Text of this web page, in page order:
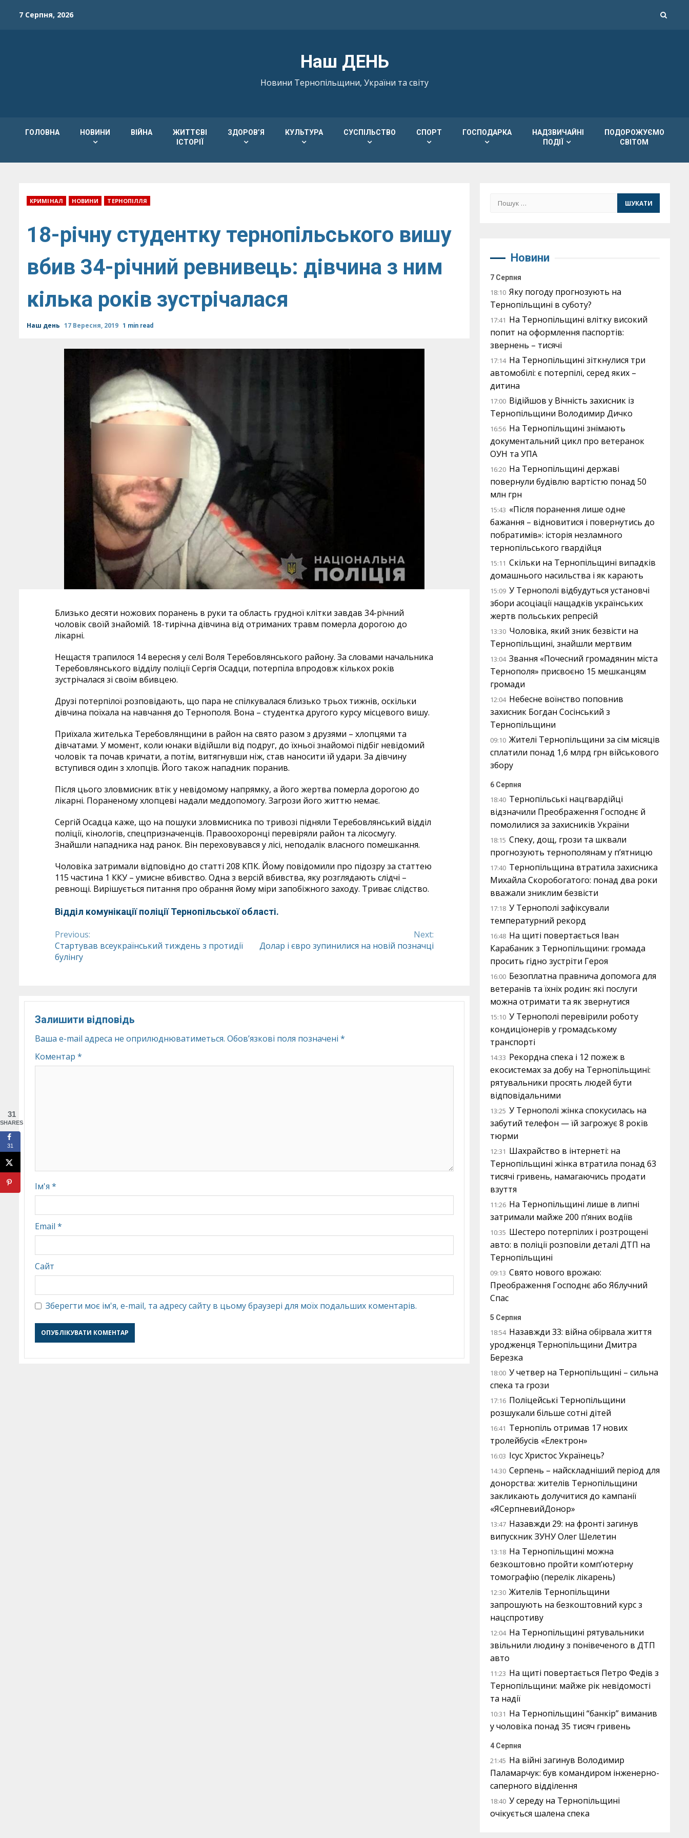
7 Серпня, 2026
Наш ДЕНЬ
Новини Тернопільщини, України та світу
ГОЛОВНА НОВИНИ ВІЙНА
ЖИТТЄВІ
ІСТОРІЇ
ЗДОРОВ’Я КУЛЬТУРА СУСПІЛЬСТВО СПОРТ ГОСПОДАРКА
НАДЗВИЧАЙНІ
ПОДІЇ
ПОДОРОЖУЄМО
СВІТОМ
КРИМІНАЛ НОВИНИ ТЕРНОПІЛЛЯ
18-річну студентку тернопільського вишу
вбив 34-річний ревнивець: дівчина з ним
кілька років зустрічалася
Наш день 17 Вересня, 2019 1 min read
Близько десяти ножових поранень в руки та область грудної клітки завдав 34-річний
чоловік своїй знайомій. 18-тирічна дівчина від отриманих травм померла дорогою до
лікарні.
Нещастя трапилося 14 вересня у селі Воля Теребовлянського району. За словами начальника
Теребовлянського відділу поліції Сергія Осадци, потерпіла впродовж кількох років
зустрічалася зі своїм вбивцею.
Друзі потерпілої розповідають, що пара не спілкувалася близько трьох тижнів, оскільки
дівчина поїхала на навчання до Тернополя. Вона – студентка другого курсу місцевого вишу.
Приїхала жителька Теребовлянщини в район на свято разом з друзями – хлопцями та
дівчатами. У момент, коли юнаки відійшли від подруг, до їхньої знайомої підбіг невідомий
чоловік та почав кричати, а потім, витягнувши ніж, став наносити їй удари. За дівчину
вступився один з хлопців. Його також нападник поранив.
Після цього зловмисник втік у невідомому напрямку, а його жертва померла дорогою до
лікарні. Пораненому хлопцеві надали меддопомогу. Загрози його життю немає.
Сергій Осадца каже, що на пошуки зловмисника по тривозі підняли Теребовлянський відділ
поліції, кінологів, спецпризначенців. Правоохоронці перевіряли район та лісосмугу.
Знайшли нападника над ранок. Він переховувався у лісі, неподалік власного помешкання.
Чоловіка затримали відповідно до статті 208 КПК. Йому повідомили про підозру за статтею
115 частина 1 ККУ – умисне вбивство. Одна з версій вбивства, яку розглядають слідчі –
ревнощі. Вирішується питання про обрання йому міри запобіжного заходу. Триває слідство.
Відділ комунікації поліції Тернопільської області.
Continue
Reading
Previous:
Стартував всеукраїнський тиждень з протидії
булінгу
Next:
Долар і євро зупинилися на новій позначці
Залишити відповідь
Ваша e-mail адреса не оприлюднюватиметься. Обов’язкові поля позначені *
Коментар *
Ім'я *
Email *
Сайт
Зберегти моє ім'я, e-mail, та адресу сайту в цьому браузері для моїх подальших коментарів.
Пошук:
Новини
7 Серпня
18:10 Яку погоду прогнозують на
Тернопільщині в суботу?
17:41 На Тернопільщині влітку високий
попит на оформлення паспортів:
звернень – тисячі
17:14 На Тернопільщині зіткнулися три
автомобілі: є потерпілі, серед яких –
дитина
17:00 Відійшов у Вічність захисник із
Тернопільщини Володимир Дичко
16:56 На Тернопільщині знімають
документальний цикл про ветеранок
ОУН та УПА
16:20 На Тернопільщині державі
повернули будівлю вартістю понад 50
млн грн
15:43 «Після поранення лише одне
бажання – відновитися і повернутись до
побратимів»: історія незламного
тернопільського гвардійця
15:11 Скільки на Тернопільщині випадків
домашнього насильства і як карають
15:09 У Тернополі відбудуться установчі
збори асоціації нащадків українських
жертв польських репресій
13:30 Чоловіка, який зник безвісти на
Тернопільщині, знайшли мертвим
13:04 Звання «Почесний громадянин міста
Тернополя» присвоєно 15 мешканцям
громади
12:04 Небесне воїнство поповнив
захисник Богдан Сосінський з
Тернопільщини
09:10 Жителі Тернопільщини за сім місяців
сплатили понад 1,6 млрд грн військового
збору
6 Серпня
18:40 Тернопільські нацгвардійці
відзначили Преображення Господнє й
помолилися за захисників України
18:15 Спеку, дощ, грози та шквали
прогнозують тернополянам у п’ятницю
17:40 Тернопільщина втратила захисника
Михайла Скоробогатого: понад два роки
вважали зниклим безвісти
17:18 У Тернополі зафіксували
температурний рекорд
16:48 На щиті повертається Іван
Карабаник з Тернопільщини: громада
просить гідно зустріти Героя
16:00 Безоплатна правнича допомога для
ветеранів та їхніх родин: які послуги
можна отримати та як звернутися
15:10 У Тернополі перевірили роботу
кондиціонерів у громадському
транспорті
14:33 Рекордна спека і 12 пожеж в
екосистемах за добу на Тернопільщині:
рятувальники просять людей бути
відповідальними
13:25 У Тернополі жінка спокусилась на
забутий телефон — їй загрожує 8 років
тюрми
12:31 Шахрайство в інтернеті: на
Тернопільщині жінка втратила понад 63
тисячі гривень, намагаючись продати
взуття
11:26 На Тернопільщині лише в липні
затримали майже 200 п’яних водіїв
10:35 Шестеро потерпілих і розтрощені
авто: в поліції розповіли деталі ДТП на
Тернопільщині
09:13 Свято нового врожаю:
Преображення Господнє або Яблучний
Спас
5 Серпня
18:54 Назавжди 33: війна обірвала життя
уродженця Тернопільщини Дмитра
Березка
18:00 У четвер на Тернопільщині – сильна
спека та грози
17:16 Поліцейські Тернопільщини
розшукали більше сотні дітей
16:41 Тернопіль отримав 17 нових
тролейбусів «Електрон»
16:03 Ісус Христос Українець?
14:30 Серпень – найскладніший період для
донорства: жителів Тернопільщини
закликають долучитися до кампанії
«ЯСерпневийДонор»
13:47 Назавжди 29: на фронті загинув
випускник ЗУНУ Олег Шелетин
13:18 На Тернопільщині можна
безкоштовно пройти комп’ютерну
томографію (перелік лікарень)
12:30 Жителів Тернопільщини
запрошують на безкоштовний курс з
нацспротиву
12:04 На Тернопільщині рятувальники
звільнили людину з понівеченого в ДТП
авто
11:23 На щиті повертається Петро Федів з
Тернопільщини: майже рік невідомості
та надії
10:31 На Тернопільщині “банкір” виманив
у чоловіка понад 35 тисяч гривень
4 Серпня
21:45 На війні загинув Володимир
Паламарчук: був командиром інженерно-
саперного відділення
18:40 У середу на Тернопільщині
очікується шалена спека
31
SHARES
31